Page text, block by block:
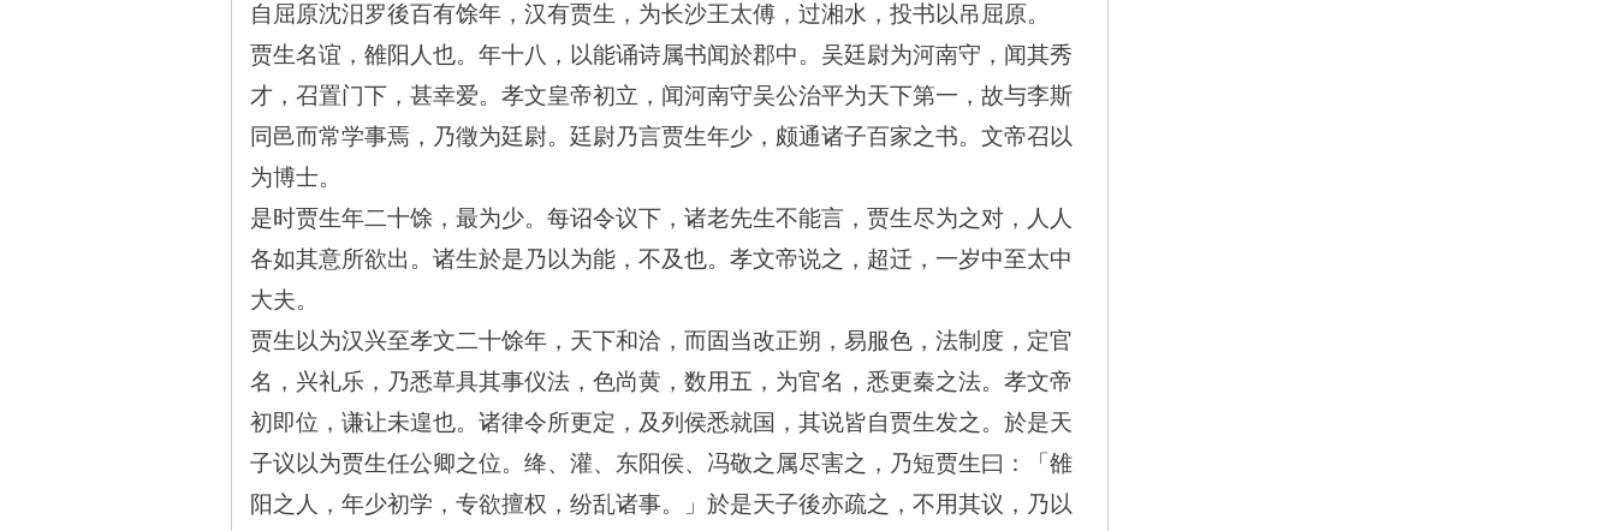
自屈原沈汨罗後百有馀年，汉有贾生，为长沙王太傅，过湘水，投书以吊屈原。
贾生名谊，雒阳人也。年十八，以能诵诗属书闻於郡中。吴廷尉为河南守，闻其秀
才，召置门下，甚幸爱。孝文皇帝初立，闻河南守吴公治平为天下第一，故与李斯
同邑而常学事焉，乃徵为廷尉。廷尉乃言贾生年少，颇通诸子百家之书。文帝召以
为博士。
是时贾生年二十馀，最为少。每诏令议下，诸老先生不能言，贾生尽为之对，人人
各如其意所欲出。诸生於是乃以为能，不及也。孝文帝说之，超迁，一岁中至太中
大夫。
贾生以为汉兴至孝文二十馀年，天下和洽，而固当改正朔，易服色，法制度，定官
名，兴礼乐，乃悉草具其事仪法，色尚黄，数用五，为官名，悉更秦之法。孝文帝
初即位，谦让未遑也。诸律令所更定，及列侯悉就国，其说皆自贾生发之。於是天
子议以为贾生任公卿之位。绛、灌、东阳侯、冯敬之属尽害之，乃短贾生曰：「雒
阳之人，年少初学，专欲擅权，纷乱诸事。」於是天子後亦疏之，不用其议，乃以